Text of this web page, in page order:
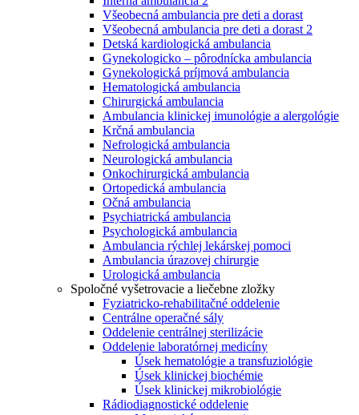
Všeobecná ambulancia pre deti a dorast
Všeobecná ambulancia pre deti a dorast 2
Detská kardiologická ambulancia
Gynekologicko – pôrodnícka ambulancia
Gynekologická príjmová ambulancia
Hematologická ambulancia
Chirurgická ambulancia
Ambulancia klinickej imunológie a alergológie
Krčná ambulancia
Nefrologická ambulancia
Neurologická ambulancia
Onkochirurgická ambulancia
Ortopedická ambulancia
Očná ambulancia
Psychiatrická ambulancia
Psychologická ambulancia
Ambulancia rýchlej lekárskej pomoci
Ambulancia úrazovej chirurgie
Urologická ambulancia
Spoločné vyšetrovacie a liečebne zložky
Fyziatricko-rehabilitačné oddelenie
Centrálne operačné sály
Oddelenie centrálnej sterilizácie
Oddelenie laboratórnej medicíny
Úsek hematológie a transfuziológie
Úsek klinickej biochémie
Úsek klinickej mikrobiológie
Rádiodiagnostické oddelenie